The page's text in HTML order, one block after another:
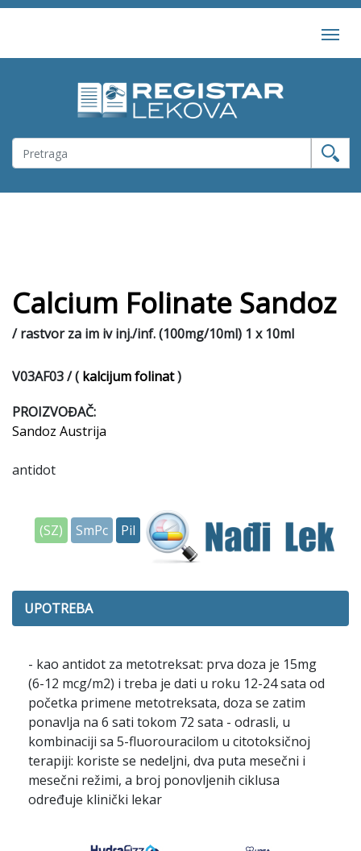
Calcium Folinate Sandoz
/
V03AF03 / kalcijum folinat)
PROIZVOĐAČ:
Sandoz Austrija
antidot
(SZ) SmPc Pil
UPOTREBA
- kao antidot za metotreksat: prva doza je 15mg
(6-12 mcg/m2) i treba je dati u roku 12-24 sata od
početka primene metotreksata, doza se zatim
ponavlja na 6 sati tokom 72 sata - odrasli, u
kombinaciji sa 5-fluorouracilom u citotoksičnoj
terapiji: koriste se nedeljni, dva puta mesečni i
mesečni režimi, a broj ponovljenih ciklusa
određuje klinički lekar